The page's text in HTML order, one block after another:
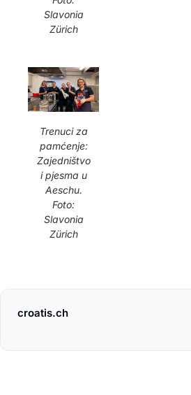
Slavonia
Zürich
Trenuci za
pamćenje:
Zajedništvo
i pjesma u
Aeschu.
Foto:
Slavonia
Zürich
croatis.ch